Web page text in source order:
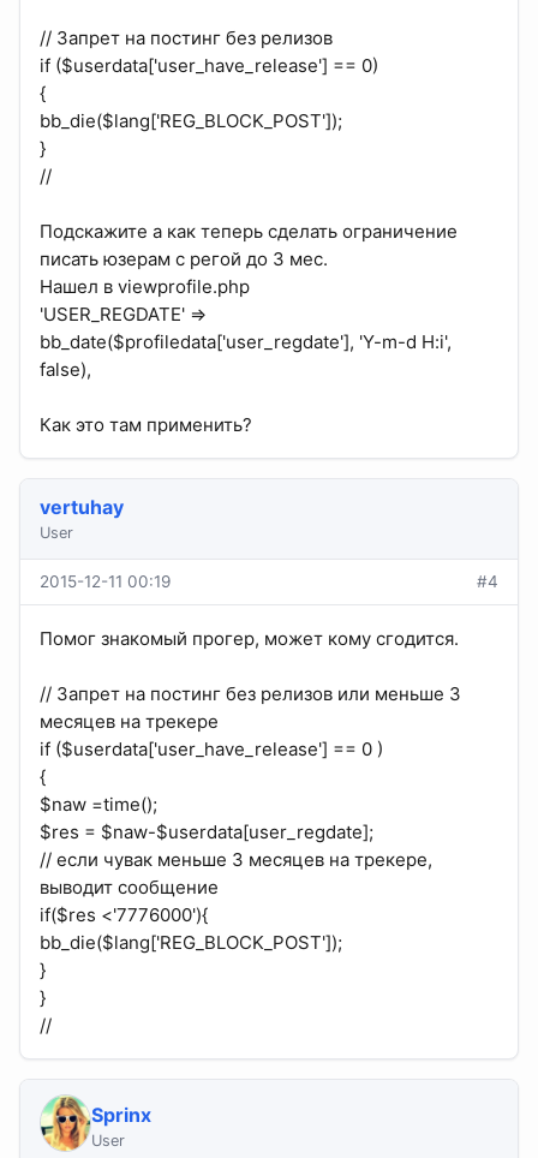
// Запрет на постинг без релизов
if ($userdata['user_have_release'] == 0)
{
bb_die($lang['REG_BLOCK_POST']);
}
//
Подскажите а как теперь сделать ограничение
писать юзерам с регой до 3 мес.
Нашел в viewprofile.php
'USER_REGDATE' =>
bb_date($profiledata['user_regdate'], 'Y-m-d H:i',
false),
Как это там применить?
vertuhay
User
2015-12-11 00:19 #4
Помог знакомый прогер, может кому сгодится.
// Запрет на постинг без релизов или меньше 3
месяцев на трекере
if ($userdata['user_have_release'] == 0 )
{
$naw =time();
$res = $naw-$userdata[user_regdate];
// если чувак меньше 3 месяцев на трекере,
выводит сообщение
if($res <'7776000'){
bb_die($lang['REG_BLOCK_POST']);
}
}
//
Sprinx
User